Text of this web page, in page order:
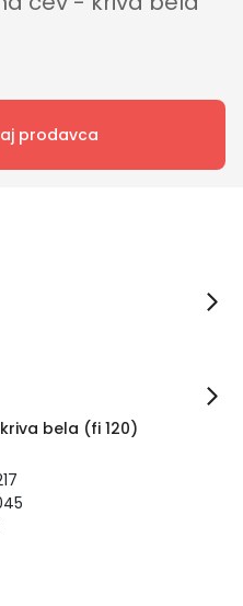
prodavca
bela (fi 120)